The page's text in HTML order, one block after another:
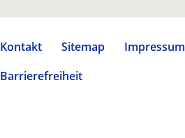
Kontakt Sitemap Impressum
Barrierefreiheit